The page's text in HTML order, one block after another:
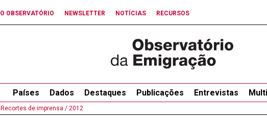
O OBSERVATÓRIO NEWSLETTER NOTÍCIAS RECURSOS
Países Dados Destaques Publicações Entrevistas
Recortes de imprensa / 2012